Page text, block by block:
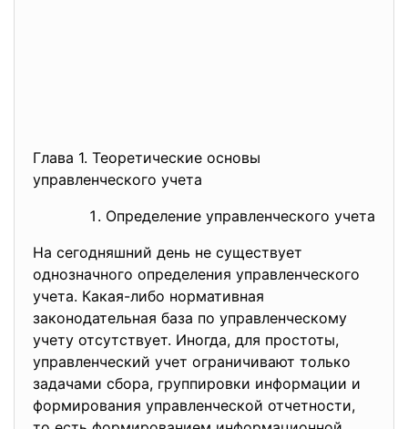
Глава 1. Теоретические основы
управленческого учета
Определение управленческого учета
На сегодняшний день не существует
однозначного определения управленческого
учета. Какая-либо нормативная
законодательная база по управленческому
учету отсутствует. Иногда, для простоты,
управленческий учет ограничивают только
задачами сбора, группировки информации и
формирования управленческой отчетности,